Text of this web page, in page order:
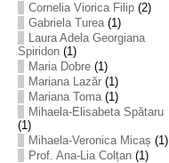
Cornelia Viorica Filip(2)
Gabriela Turea(1)
Laura Adela Georgiana
Spiridon(1)
Maria Dobre(1)
Mariana Lazăr(1)
Mariana Toma(1)
Mihaela-Elisabeta Spătaru
(1)
Mihaela-Veronica Micaș (1)
Prof. Ana-Lia Colțan(1)